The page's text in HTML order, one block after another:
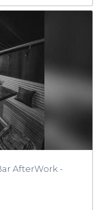
AfterWork -